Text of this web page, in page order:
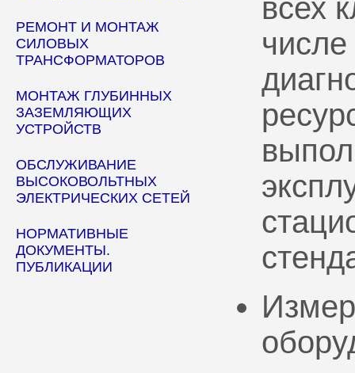
РЕМОНТ И МОНТАЖ
СИЛОВЫХ
ТРАНСФОРМАТОРОВ
МОНТАЖ ГЛУБИННЫХ
ЗАЗЕМЛЯЮЩИХ
УСТРОЙСТВ
ОБСЛУЖИВАНИЕ
ВЫСОКОВОЛЬТНЫХ
ЭЛЕКТРИЧЕСКИХ СЕТЕЙ
НОРМАТИВНЫЕ
ДОКУМЕНТЫ.
ПУБЛИКАЦИИ
всех